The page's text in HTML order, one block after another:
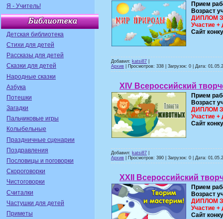
Я - Учитель!
Детская библиотека
Стихи для детей
Рассказы для детей
Сказки для детей
Народные сказки
Азбука
Потешки
Загадки
Пальчиковые игры
Колыбельные
Праздничные сценарии
Поздравления
Пословицы и поговорки
Скороговорки
Чистоговорки
Считалки
Частушки для детей
Приметы
Прием
Возраст
ДИПЛОМ
Участие +
Сайт
Добавил: katsi87
Архив | Просмотров: 338 | Загрузок: 0 | Дата:
XIV Всероссийский
Прием
Возраст
ДИПЛОМ
Участие +
Сайт
Добавил: katsi87
Архив | Просмотров: 390 | Загрузок: 0 | Дата:
XXII Всероссийский
Прием
Возраст
ДИПЛОМ
Участие +
Сайт